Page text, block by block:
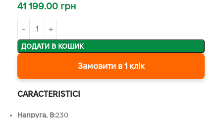
41 199.00 грн
ДОДАТИ В КОШИК
Замовити в 1 клік
CARACTERISTICI
Напруга, B:230